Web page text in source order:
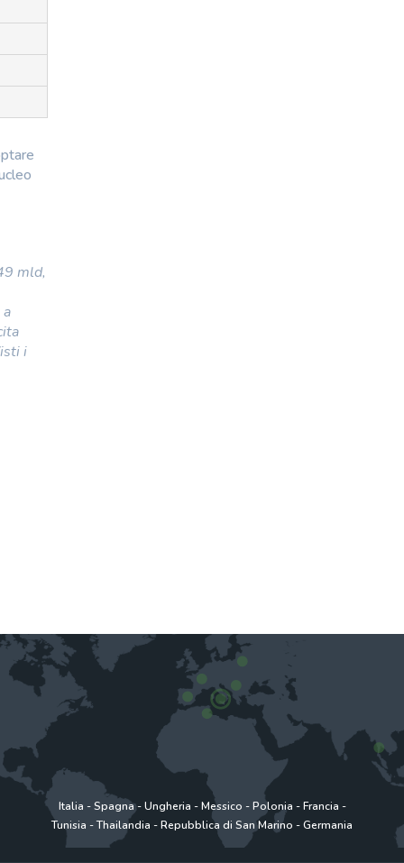
mld,
i
Italia -Spagna-Ungheria -Messico -Polonia -Francia -
Tunisia -Thailandia -Repubblica di San Marino -Germania